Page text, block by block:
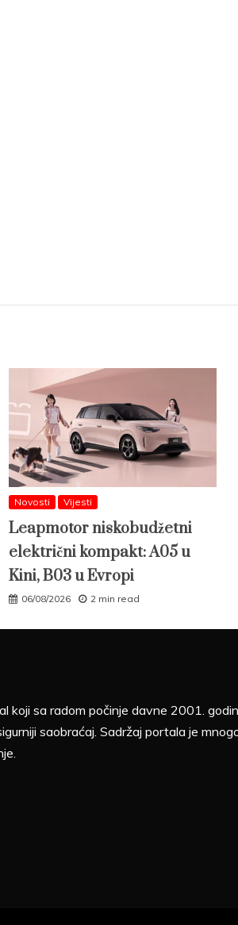
Novosti Vijesti
Leapmotor niskobudžetni
električni kompakt: A05 u
Kini, B03 u Evropi
06/08/2026 2 min read
koji sa radom počinje davne 2001.
saobraćaj. Sadržaj portala je